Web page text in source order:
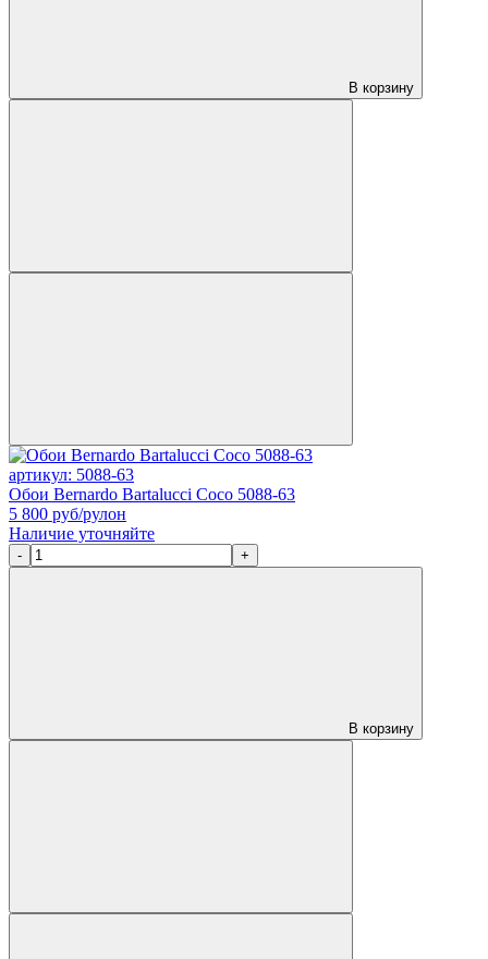
В корзину
артикул: 5088-63
Обои Bernardo Bartalucci Coco 5088-63
5 800 руб/рулон
Наличие уточняйте
- +
В корзину